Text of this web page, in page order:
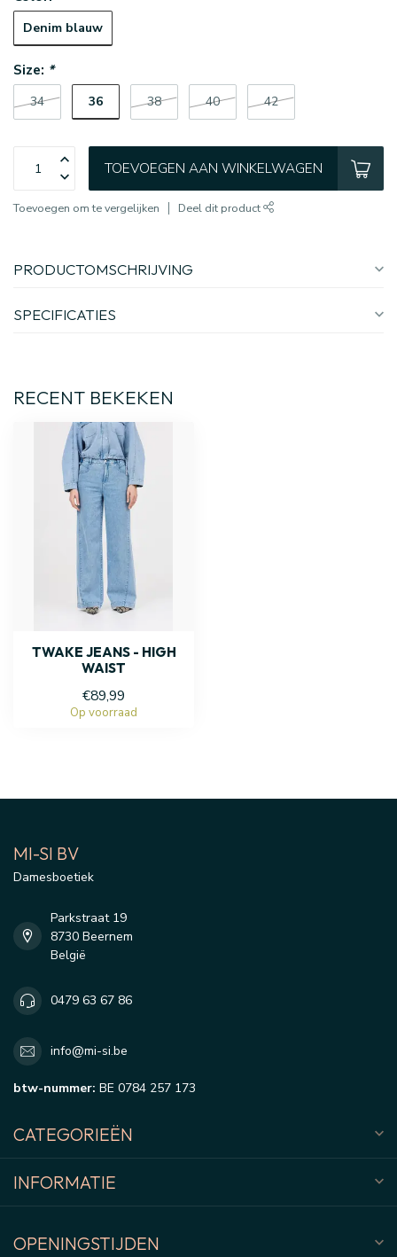
Denim blauw
Size: *
34 36 38 40 42
TOEVOEGEN AAN WINKELWAGEN
Toevoegen om te vergelijken Deel dit product
PRODUCTOMSCHRIJVING
SPECIFICATIES
RECENT BEKEKEN
TWAKE JEANS - HIGH
WAIST
€89,99
Op voorraad
MI-SI BV
Damesboetiek
Parkstraat 19
8730 Beernem
België
0479 63 67 86
info@mi-si.be
btw-nummer: BE 0784 257 173
CATEGORIEËN
INFORMATIE
OPENINGSTIJDEN